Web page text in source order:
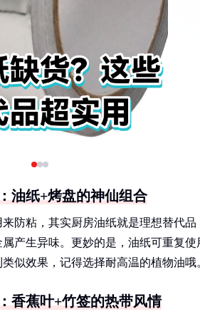
油纸+烤盘的神仙组合
防粘，其实厨房油纸就是理想替代
产生异味。更妙的是，油纸可重复
似效果，记得选择耐高温的植物油哦
香蕉叶+竹签的热带风情